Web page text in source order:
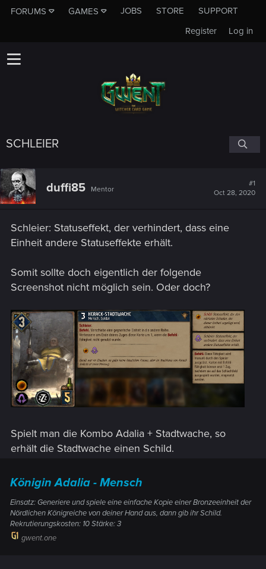
FORUMS GAMES JOBS STORE
SUPPORT
Log in
Register
SCHLEIER
duffi85 Mentor
#1
Oct 28, 2020
Schleier: Statuseffekt, der verhindert, dass eine
Einheit andere Statuseffekte erhält.
Somit sollte doch eigentlich der folgende
Screenshot nicht möglich sein. Oder doch?
Spielt man die Kombo Adalia + Stadtwache, so
erhält die Stadtwache einen Schild.
Königin Adalia - Mensch
Einsatz: Generiere und spiele eine einfache Kopie einer Bronzeeinheit der
Nördlichen Königreiche von deiner Hand aus, dann gib ihr Schild.
Rekrutierungskosten: 10 Stärke: 3
gwent.one